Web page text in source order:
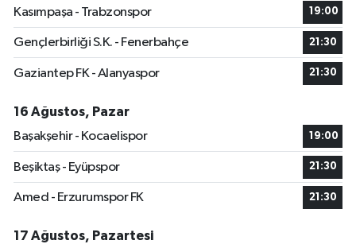
Kasımpaşa - Trabzonspor 19:00
Gençlerbirliği S.K. - Fenerbahçe 21:30
Gaziantep FK - Alanyaspor 21:30
16 Ağustos, Pazar
Başakşehir - Kocaelispor
19:00
Beşiktaş - Eyüpspor 21:30
Amed - Erzurumspor FK 21:30
17 Ağustos, Pazartesi